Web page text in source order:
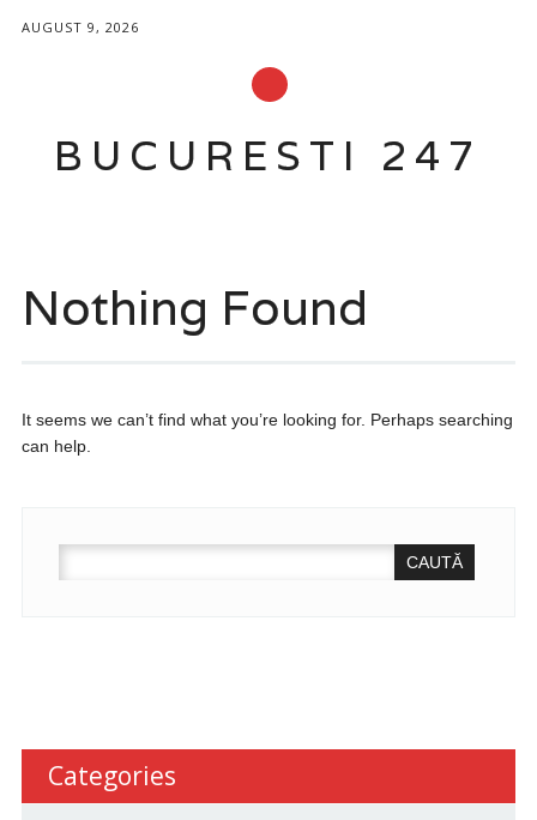
AUGUST 9, 2026
BUCURESTI 247
content
Nothing Found
It seems we can’t find what you’re looking for. Perhaps searching
can help.
Categories